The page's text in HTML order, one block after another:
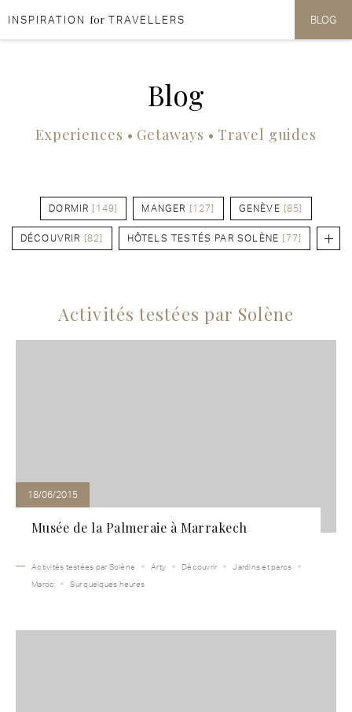
Aller au contenu
Aller au menu
INSPIRATION for TRAVELLERS BLOG
Blog
Experiences • Getaways • Travel guides
DORMIR [149] MANGER [127] GENÈVE [85]
DÉCOUVRIR [82] HÔTELS TESTÉS PAR SOLÈNE [77]
Activités testées par Solène
18/06/2015
Musée de la Palmeraie à Marrakech
Activités testées par Solène Arty Découvrir
Jardins et parcs
Maroc
Sur quelques heures